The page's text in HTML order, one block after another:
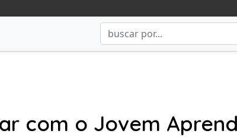
com o Jovem